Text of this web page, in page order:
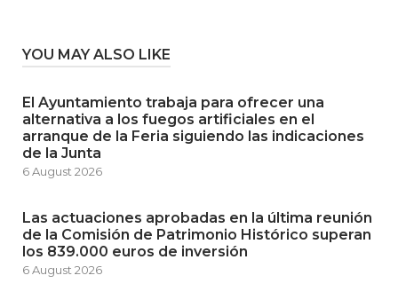
YOU MAY ALSO LIKE
El Ayuntamiento trabaja para ofrecer una
alternativa a los fuegos artificiales en el
arranque de la Feria siguiendo las indicaciones
de la Junta
6 August 2026
Las actuaciones aprobadas en la última reunión
de la Comisión de Patrimonio Histórico superan
los 839.000 euros de inversión
6 August 2026